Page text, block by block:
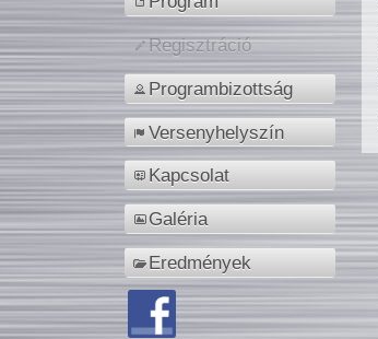
Regisztráció
Programbizottság
Versenyhelyszín
Kapcsolat
Galéria
Eredmények